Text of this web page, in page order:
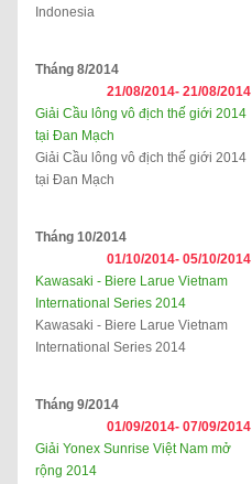
Indonesia
Tháng 8/2014
21/08/2014- 21/08/2014
Giải Cầu lông vô địch thế giới 2014
tại Đan Mạch
Giải Cầu lông vô địch thế giới 2014
tại Đan Mạch
Tháng 10/2014
01/10/2014- 05/10/2014
Kawasaki - Biere Larue Vietnam
International Series 2014
Kawasaki - Biere Larue Vietnam
International Series 2014
Tháng 9/2014
01/09/2014- 07/09/2014
Giải Yonex Sunrise Việt Nam mở
rộng 2014